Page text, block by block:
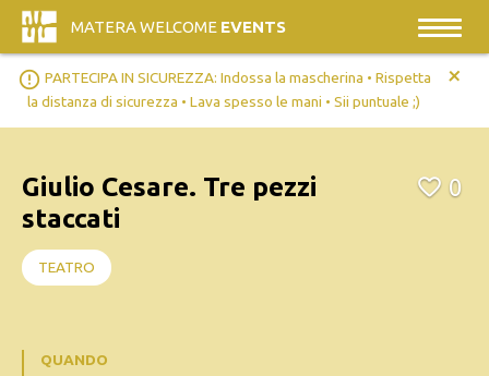
MATERA WELCOME EVENTS
error_outline PARTECIPA IN SICUREZZA: Indossa la mascherina • Rispetta
la distanza di sicurezza • Lava spesso le mani • Sii puntuale ;)
+
Giulio Cesare. Tre pezzi
staccati
0
TEATRO
QUANDO